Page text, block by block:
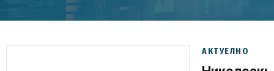
ЖИВОТ
АКТУЕЛНО